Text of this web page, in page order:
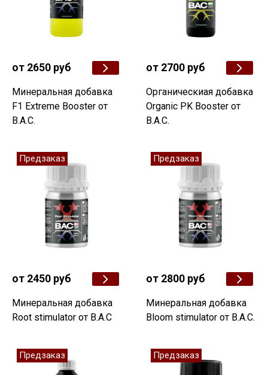
от 2650 руб
Минеральная добавка
F1 Extreme Booster от
B.A.C.
от 2700 руб
Органическиая добавка
Organic PK Booster от
B.A.C.
Предзаказ
от 2450 руб
Минеральная добавка
Root stimulator от B.A.C
Предзаказ
от 2800 руб
Минеральная добавка
Bloom stimulator от B.A.C.
Предзаказ Предзаказ